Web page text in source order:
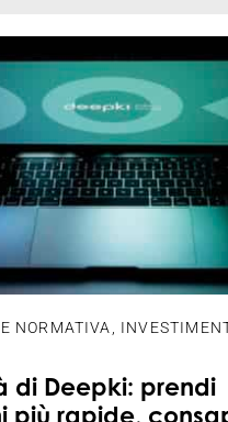
NORMATIVA
di Deepki: prendi